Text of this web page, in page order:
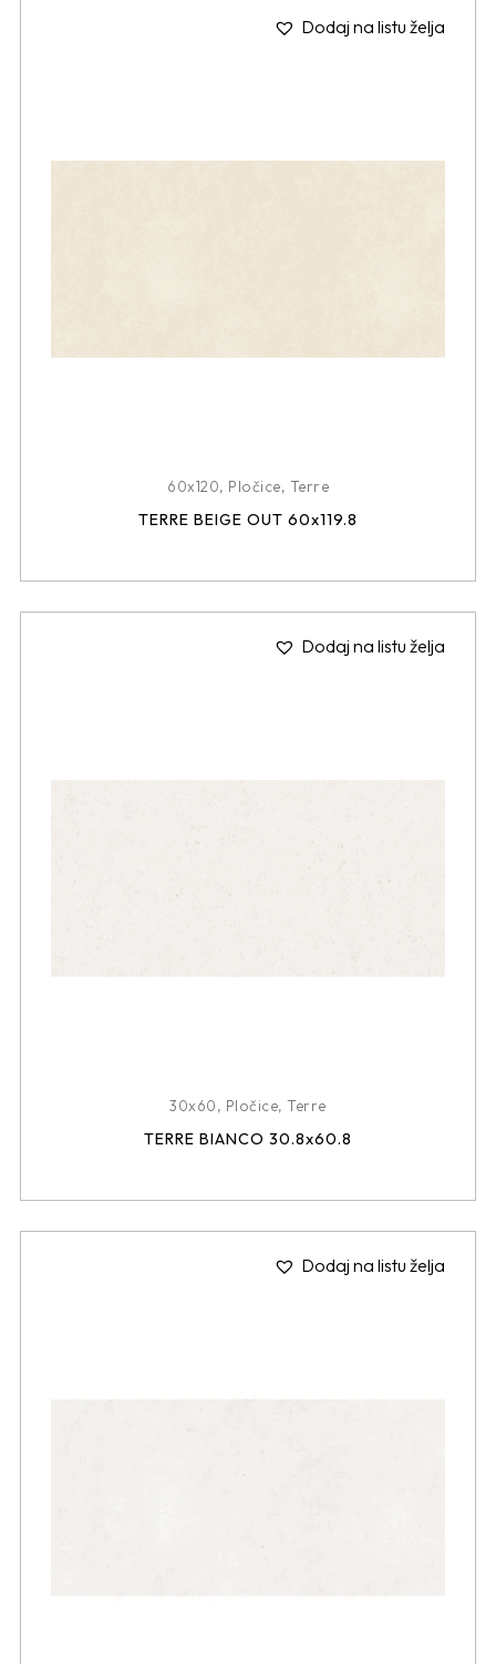
Dodaj na listu želja
60x120, Pločice, Terre
TERRE BEIGE OUT 60x119.8
Dodaj na listu želja
30x60, Pločice,Terre
TERRE BIANCO 30.8x60.8
Dodaj na listu želja